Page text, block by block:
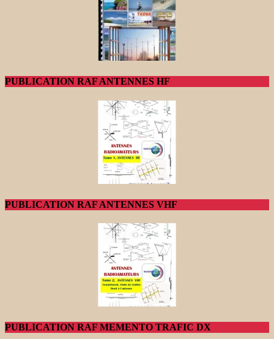
PUBLICATION RAF ANTENNES HF
PUBLICATION RAF ANTENNES VHF
PUBLICATION RAF MEMENTO TRAFIC DX